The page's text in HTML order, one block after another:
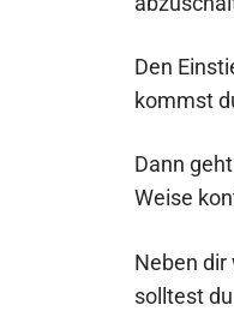
Den
kommst
Dann
Weise
Neben dir
solltest